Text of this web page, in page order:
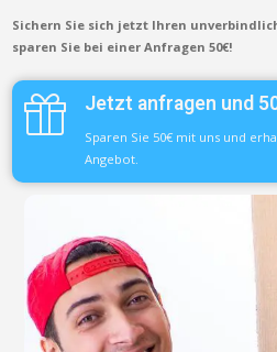
Sichern Sie sich jetzt Ihren
sparen Sie bei einer Anfragen 50€!
Jetzt anfragen und
Sparen Sie 50€ mit uns und
Angebot.